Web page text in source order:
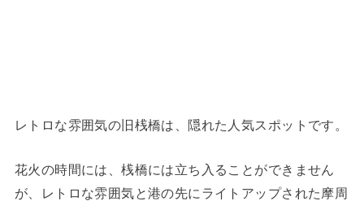
レトロな雰囲気の旧桟橋は、隠れた人気スポットです。
花火の時間には、桟橋には立ち入ることができません
が、レトロな雰囲気と港の先にライトアップされた摩周